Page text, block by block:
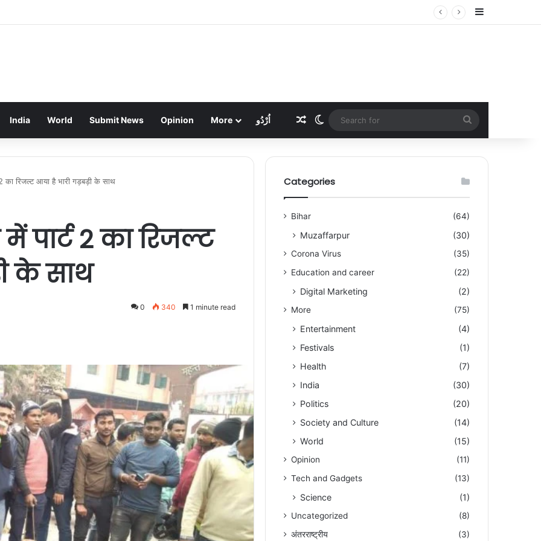
की चोरी: गहने और नकदी गायब, पुलिस जांच में जुटी
India World Submit News Opinion More اُرْدُو Random Article
Switch skin
for
2 का रिजल्ट आया है भारी गड़बड़ी के साथ
में पार्ट 2 का रिजल्ट
के साथ
0 340 1 minute read
Categories
Bihar (64)
Muzaffarpur (30)
Corona Virus
(35)
Education and career
(22)
Digital Marketing (2)
More (75)
Entertainment
(4)
Festivals
(1)
Health
(7)
India
(30)
Politics
(20)
Society and Culture
(14)
World
(15)
Opinion
(11)
Tech and Gadgets
(13)
Science (1)
Uncategorized
(8)
अंतरराष्ट्रीय
(3)